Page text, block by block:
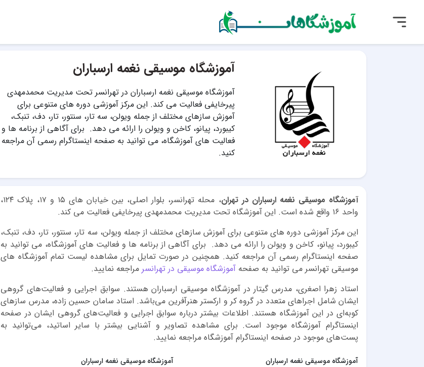
آموزشگاه موسیقی نغمه ارسباران
آموزشگاه موسیقی نغمه ارسباران در تهرانسر تحت مدیریت محمدمهدی
پیرخایفی فعالیت می کند. این مرکز آموزشی دوره های متنوعی برای
آموزش سازهای مختلف از جمله ویولن، سه تار، سنتور، تار، دف، تنبک،
کیبورد، پیانو، کاخن و ویولن را ارائه می دهد. برای آگاهی از برنامه ها و
فعالیت های آموزشگاه، می توانید به صفحه اینستاگرام رسمی آن مراجعه
کنید.
آموزشگاه موسیقی نغمه ارسباران در تهران
، محله تهرانسر، بلوار اصلی، بین خیابان های ۱۵ و ۱۷، پلاک ۱۲۴،
واحد ۱۶ واقع شده است. این آموزشگاه تحت مدیریت محمدمهدی پیرخایفی فعالیت می کند.
این مرکز آموزشی دوره های متنوعی برای آموزش سازهای مختلف از جمله ویولن، سه تار، سنتور، تار، دف، تنبک،
کیبورد، پیانو، کاخن و ویولن را ارائه می دهد. برای آگاهی از برنامه ها و فعالیت های آموزشگاه، می توانید به
صفحه اینستاگرام رسمی آن مراجعه کنید. همچنین در صورت تمایل برای مشاهده لیست تمام آموزشگاه های
موسیقی تهرانسر می توانید به صفحه آموزشگاه موسیقی در تهرانسر مراجعه نمایید.
استاد زهرا اصغری، مدرس گیتار در آموزشگاه موسیقی ارسباران هستند. سوابق اجرایی و فعالیت‌های گروهی
ایشان شامل اجراهای متعدد در گروه کر و ارکستر هنرآفرین می‌باشد. استاد سامان حسین زاده، مدرس سازهای
کوبه‌ای در این آموزشگاه هستند. اطلاعات بیشتر درباره سوابق اجرایی و فعالیت‌های گروهی ایشان در صفحه
اینستاگرام آموزشگاه موجود است. برای مشاهده تصاویر و آشنایی بیشتر با سایر اساتید، می‌توانید به
پست‌های موجود در صفحه اینستاگرام آموزشگاه مراجعه نمایید.
آموزشگاه موسیقی نغمه ارسباران آموزشگاه موسیقی نغمه ارسباران